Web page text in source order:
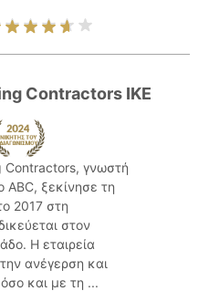
Contractors ΙΚΕ
γνωστή
ABC, ξεκίνησε τη
2017 στη
στον
Η εταιρεία
ανέγερση και
και με τη ...